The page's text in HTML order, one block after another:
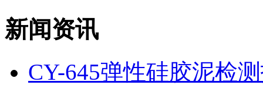
新闻资讯
CY-645弹性硅胶泥检